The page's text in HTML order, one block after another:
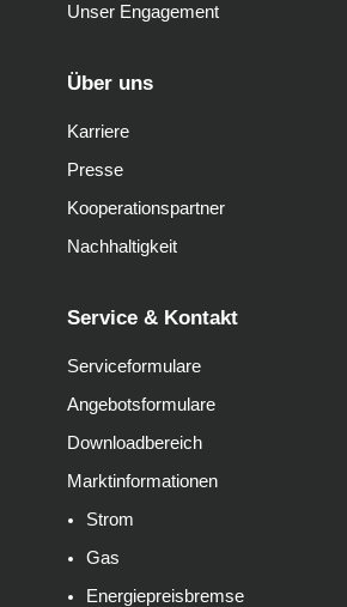
Unser Engagement
Über uns
Karriere
Presse
Kooperationspartner
Nachhaltigkeit
Service & Kontakt
Serviceformulare
Angebotsformulare
Downloadbereich
Marktinformationen
Strom
Gas
Energiepreisbremse